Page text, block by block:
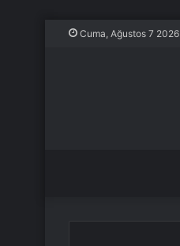
Cuma, Ağustos 7 2026